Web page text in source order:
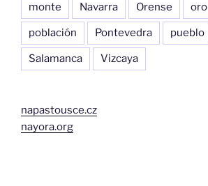
monte Navarra Orense oro
población Pontevedra pueblo
Salamanca Vizcaya
napastousce.cz
nayora.org